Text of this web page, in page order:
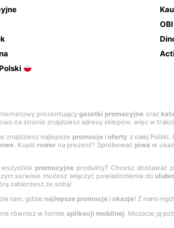
OBI
prezentującygazetki promocyjne oraz
na stronie znajdziesz adresy sklepów, więc w
znajdziesz najlepsze promocje ioferty z całej
. Kupić rower na prezent? Spróbować piwa w
promocyjne produkty? Chcesz dostawać
serwisie możesz włączyć powiadomienia do
zabierzesz ze sobą!
tam, gdzie najlepsze promocje i okazje! Z nami
również w formie aplikacji mobilnej. Możecie ją